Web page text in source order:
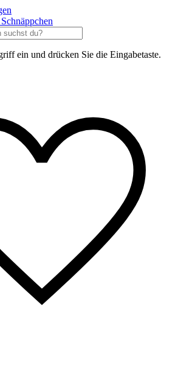
ein und drücken Sie die Eingabetaste.